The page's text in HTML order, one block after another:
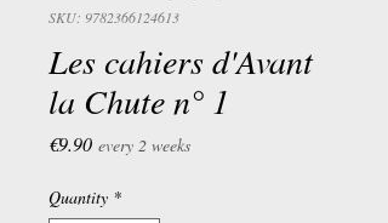
SKU: 9782366124613
Les cahiers d'Avant
la Chute n° 1
€9.90Price
every 2 weeks
Quantity *